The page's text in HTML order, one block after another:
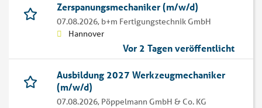
Zerspanungsmechaniker (m/w/d)
07.08.2026, b+m Fertigungstechnik GmbH
Hannover
Vor 2 Tagen veröffentlicht
Ausbildung 2027 Werkzeugmechaniker
(m/w/d)
07.08.2026, Pöppelmann GmbH & Co. KG